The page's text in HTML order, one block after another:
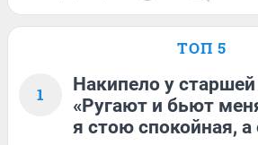
ТОП 5
1
Накипело у
«Ругают и бьют
я стою спокойная, а